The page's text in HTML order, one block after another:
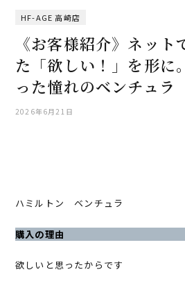
HF-AGE 高崎店
《お客様紹介》ネット
た「欲しい！」を形に
った憧れのベンチュラ
2026年6月21日
ハミルトン ベンチュラ
購入の理由
欲しいと思ったからです